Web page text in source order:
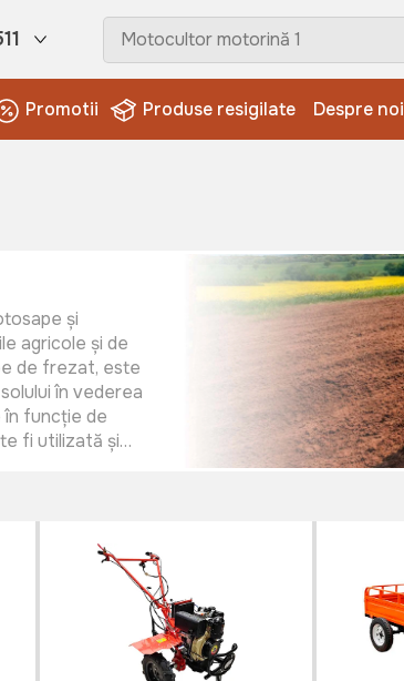
Promotii Produse resigilate Despre noi
și
agricole și de
de frezat, este
în vederea
în funcție de
fi utilizată și
timp și
de grădinărit.